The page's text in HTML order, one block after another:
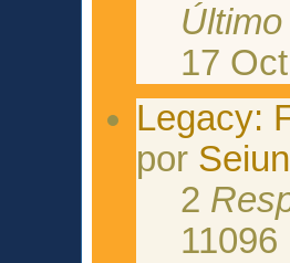
17
Legacy:
por Seiun
2
11096